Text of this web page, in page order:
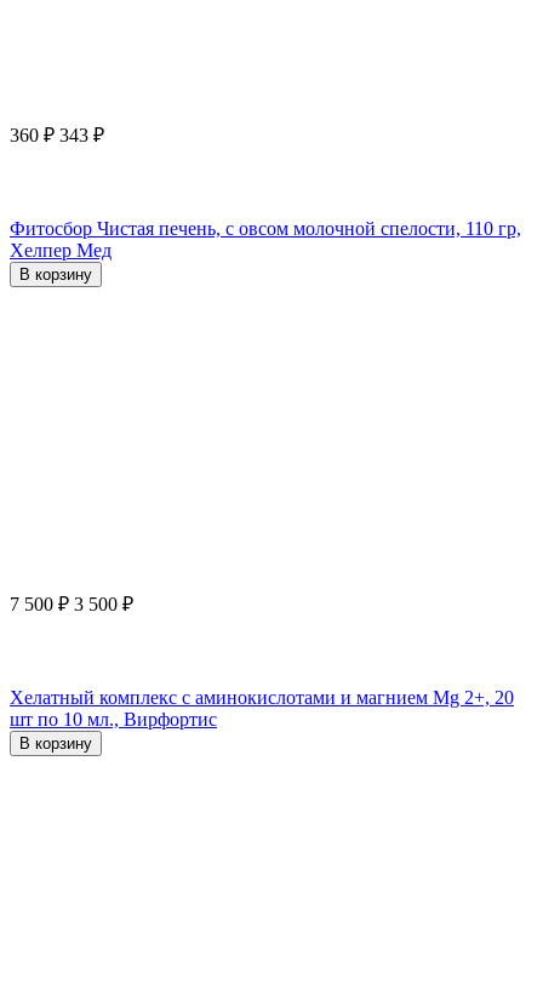
360 ₽ 343 ₽
Фитосбор Чистая печень, с овсом молочной спелости, 110 гр,
Хелпер Мед
В корзину
7 500 ₽ 3 500 ₽
Хелатный комплекс с аминокислотами и магнием Mg 2+, 20
шт по 10 мл., Вирфортис
В корзину